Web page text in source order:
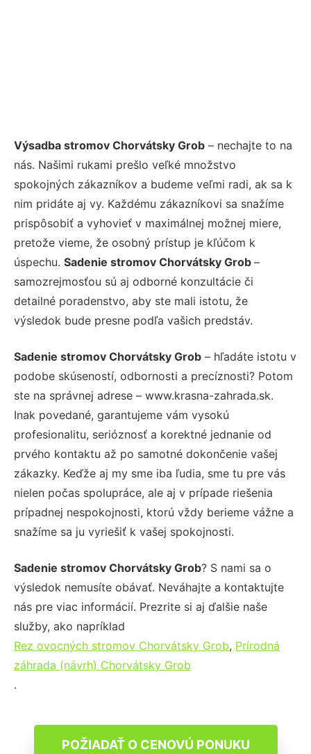
Výsadba stromov Chorvátsky Grob – nechajte to na
nás. Našimi rukami prešlo veľké množstvo
spokojných zákazníkov a budeme veľmi radi, ak sa k
nim pridáte aj vy. Každému zákazníkovi sa snažíme
prispôsobiť a vyhovieť v maximálnej možnej miere,
pretože vieme, že osobný prístup je kľúčom k
úspechu. Sadenie stromov Chorvátsky Grob –
samozrejmosťou sú aj odborné konzultácie či
detailné poradenstvo, aby ste mali istotu, že
výsledok bude presne podľa vašich predstáv.
Sadenie stromov Chorvátsky Grob – hľadáte istotu v
podobe skúseností, odbornosti a precíznosti? Potom
ste na správnej adrese – www.krasna-zahrada.sk.
Inak povedané, garantujeme vám vysokú
profesionalitu, serióznosť a korektné jednanie od
prvého kontaktu až po samotné dokončenie vašej
zákazky. Keďže aj my sme iba ľudia, sme tu pre vás
nielen počas spolupráce, ale aj v prípade riešenia
prípadnej nespokojnosti, ktorú vždy berieme vážne a
snažíme sa ju vyriešiť k vašej spokojnosti.
Sadenie stromov Chorvátsky Grob? S nami sa o
výsledok nemusíte obávať. Neváhajte a kontaktujte
nás pre viac informácií. Prezrite si aj ďalšie naše
služby, ako napríklad
Rez ovocných stromov Chorvátsky Grob, Prírodná
záhrada (návrh) Chorvátsky Grob
.
POŽIADAŤ O CENOVÚ PONUKU